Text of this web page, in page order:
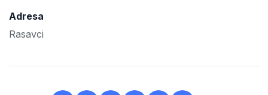
Adresa
Rasavci